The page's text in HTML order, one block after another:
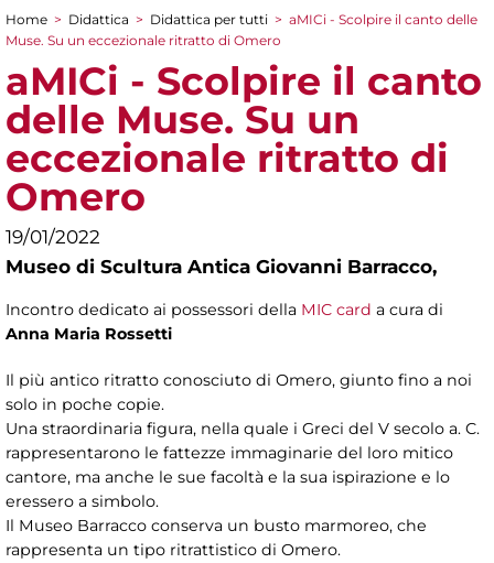
Tu sei qui
Home > Didattica > Didattica per tutti > aMICi - Scolpire il canto delle
Muse. Su un eccezionale ritratto di Omero
aMICi - Scolpire il canto
delle Muse. Su un
eccezionale ritratto di
Omero
19/01/2022
Museo di Scultura Antica Giovanni Barracco,
Incontro dedicato ai possessori della MIC card a cura di
Anna Maria Rossetti
Il più antico ritratto conosciuto di Omero, giunto fino a noi
solo in poche copie.
Una straordinaria figura, nella quale i Greci del V secolo a. C.
rappresentarono le fattezze immaginarie del loro mitico
cantore, ma anche le sue facoltà e la sua ispirazione e lo
eressero a simbolo.
Il Museo Barracco conserva un busto marmoreo, che
rappresenta un tipo ritrattistico di Omero.